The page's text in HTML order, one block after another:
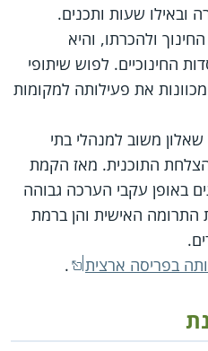
ובאילו שעות ותכנים.
ולהכרתו, והיא
החינוכיים. לפוש שיתופי
את פעילותה למקומות
משוב למנהלי בתי
התוכנית. מאז הקמת
באופן עקבי הערכה גבוהה
התרומה האישית והן ברמת
בפריסה ארצית
.